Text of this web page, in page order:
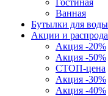
Гостиная
Ванная
Бутылки для воды
Акции и
Акция -20%
Акция -50%
СТОП-цена
Акция -30%
Акция -40%